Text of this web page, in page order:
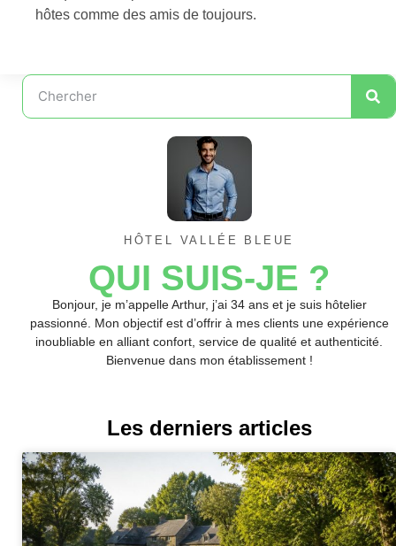
hôtes comme des amis de toujours.
HÔTEL VALLÉE BLEUE
QUI SUIS-JE ?
Bonjour, je m’appelle Arthur, j’ai 34 ans et je suis hôtelier
passionné. Mon objectif est d’offrir à mes clients une expérience
inoubliable en alliant confort, service de qualité et authenticité.
Bienvenue dans mon établissement !
Les derniers articles